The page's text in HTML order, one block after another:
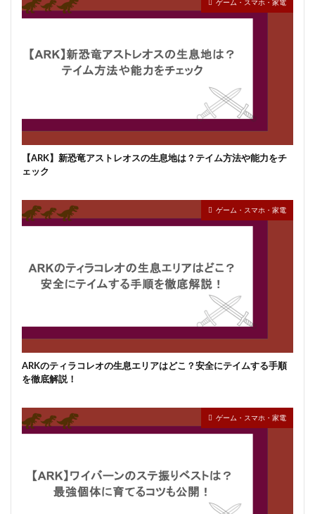
ゲーム・スマホ・家電
【ARK】新恐竜アストレオスの生息地は？テイム方法や能力をチ
ェック
ゲーム・スマホ・家電
ARKのティラコレオの生息エリアはどこ？安全にテイムする手順
を徹底解説！
ゲーム・スマホ・家電